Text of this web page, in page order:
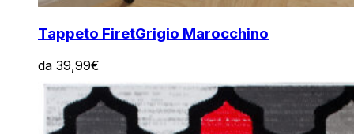
Tappeto FiretGrigio Marocchino
da 39,99€